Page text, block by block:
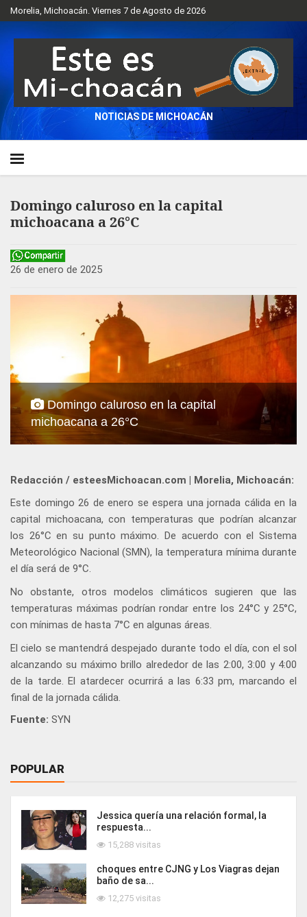
Morelia, Michoacán. Viernes 7 de Agosto de 2026
NOTICIAS DE MICHOACÁN
Domingo caluroso en la capital
michoacana a 26°C
26 de enero de 2025
Domingo caluroso en la capital
michoacana a 26°C
Redacción / esteesMichoacan.com | Morelia, Michoacán:
Este domingo 26 de enero se espera una jornada cálida en la
capital michoacana, con temperaturas que podrían alcanzar
los 26°C en su punto máximo. De acuerdo con el Sistema
Meteorológico Nacional (SMN), la temperatura mínima durante
el día será de 9°C.
No obstante, otros modelos climáticos sugieren que las
temperaturas máximas podrían rondar entre los 24°C y 25°C,
con mínimas de hasta 7°C en algunas áreas.
El cielo se mantendrá despejado durante todo el día, con el sol
alcanzando su máximo brillo alrededor de las 2:00, 3:00 y 4:00
de la tarde. El atardecer ocurrirá a las 6:33 pm, marcando el
final de la jornada cálida.
Fuente: SYN
POPULAR
Jessica quería una relación formal, la
respuesta...
15,288 visitas
choques entre CJNG y Los Viagras dejan
baño de sa...
12,275 visitas